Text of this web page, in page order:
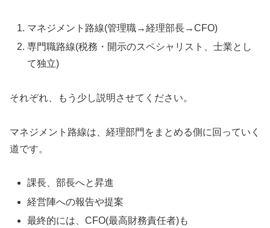
マネジメント路線(管理職→経理部長→CFO)
専門職路線(税務・開示のスペシャリスト、士業とし
て独立)
それぞれ、もう少し説明させてください。
マネジメント路線は、経理部門をまとめる側に回っていく
道です。
課長、部長へと昇進
経営陣への報告や提案
最終的には、CFO(最高財務責任者)も